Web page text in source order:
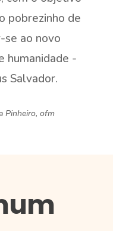
pobrezinho de
se ao novo
humanidade -
Salvador.
Pinheiro, ofm